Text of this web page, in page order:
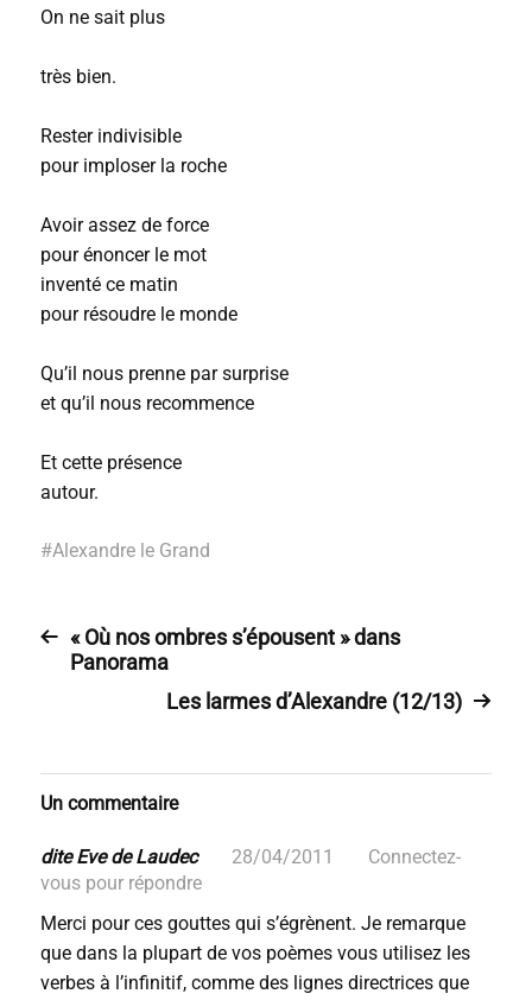
On ne sait plus
très bien.
Rester indivisible
pour imploser la roche
Avoir assez de force
pour énoncer le mot
inventé ce matin
pour résoudre le monde
Qu’il nous prenne par surprise
et qu’il nous recommence
Et cette présence
autour.
#Alexandre le Grand
« Où nos ombres s’épousent » dans
Panorama
Les larmes d’Alexandre (12/13)
Un commentaire
dite Eve de Laudec 28/04/2011
Connectez-
vous pour répondre
Merci pour ces gouttes qui s’égrènent. Je remarque
que dans la plupart de vos poèmes vous utilisez les
verbes à l’infinitif, comme des lignes directrices que